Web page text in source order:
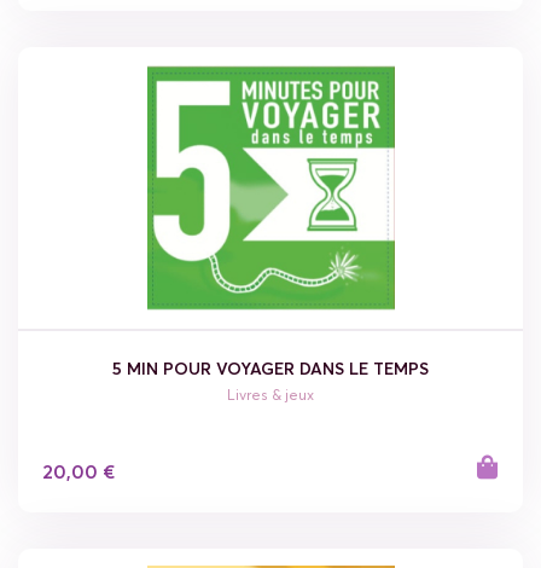
5 MIN POUR VOYAGER DANS LE TEMPS
Livres & jeux
20,00 €